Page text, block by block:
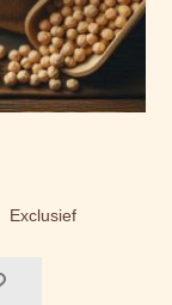
Exclusief